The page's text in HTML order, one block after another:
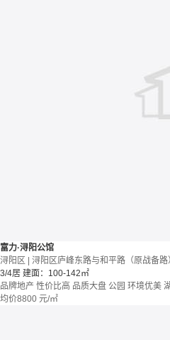
富力·浔阳公馆
浔阳区 | 浔阳区庐峰东路与和平路（原战备
3/4居 建面：100-142㎡
品牌地产 性价比高 品质大盘 公园 环境优美
均价8800 元/㎡